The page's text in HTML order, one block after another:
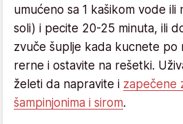
umućeno sa 1 kašikom vode
soli) i pecite 20-25 minuta, ili
zvuče šuplje kada kucnete po
rerne i ostavite na rešetki.
želeti da napravite i zapečene
šampinjonima i sirom.